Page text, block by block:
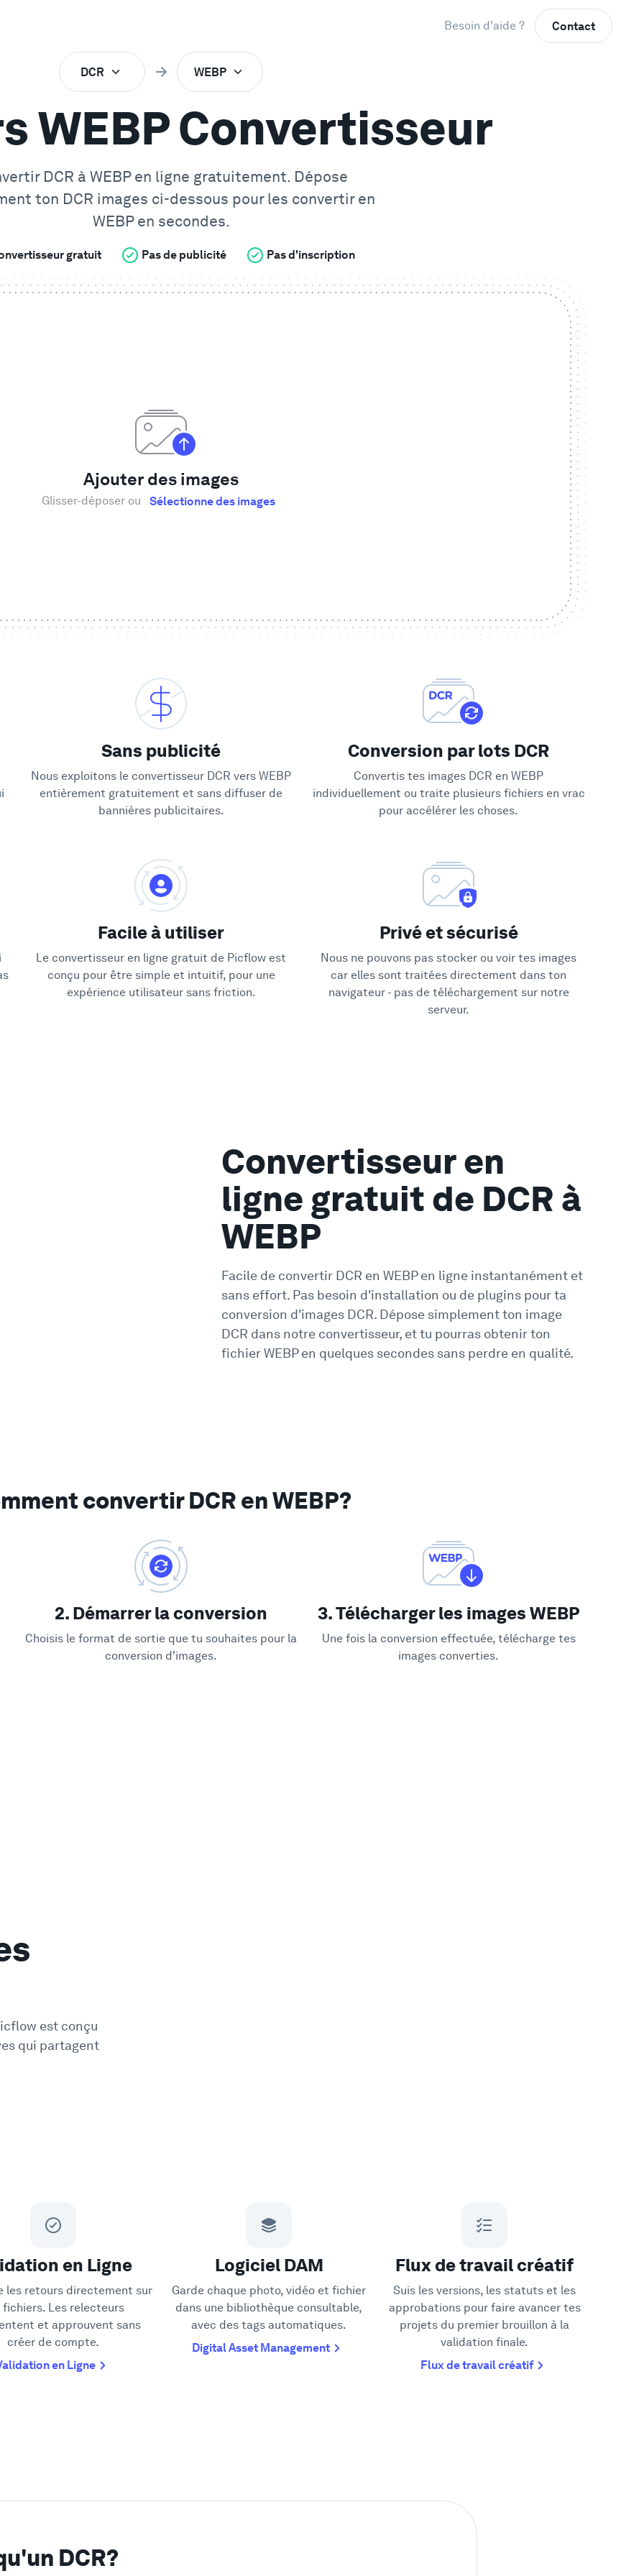
Besoin d'aide ? Contact
DCR WEBP
WEBP Convertisseur
DCR à WEBPen ligne gratuitement. Dépose
ton DCR images ci-dessous pour les convertir en
WEBPen secondes.
gratuit Pas de publicité Pas d'inscription
Ajouter des images
Glisser-déposer ou Sélectionne des images
Sans publicité
Nous exploitons le convertisseur DCR vers WEBP
entièrement gratuitement et sans diffuser de
bannières publicitaires.
Conversion par lots DCR
Convertis tes images DCR en WEBP
individuellement ou traite plusieurs fichiers en vrac
pour accélérer les choses.
Facile à utiliser
Le convertisseur en ligne gratuit de Picflow est
conçu pour être simple et intuitif, pour une
expérience utilisateur sans friction.
Privé et sécurisé
Nous ne pouvons pas stocker ou voir tes images
car elles sont traitées directement dans ton
navigateur - pas de téléchargement sur notre
serveur.
Convertisseur en
ligne gratuit de DCR à
WEBP
Facile de convertir DCR en WEBP en ligne instantanément et
sans effort. Pas besoin d'installation ou de plugins pour ta
conversion d'images DCR. Dépose simplement ton image
DCR dans notre convertisseur, et tu pourras obtenir ton
fichier WEBP en quelques secondes sans perdre en qualité.
convertir DCR en WEBP?
2. Démarrer la conversion
Choisis le format de sortie que tu souhaites pour la
conversion d'images.
3. Télécharger les images WEBP
Une fois la conversion effectuée, télécharge tes
images converties.
est conçu
qui partagent
en Ligne
les retours directement sur
Les relecteurs
et approuvent sans
créer de compte.
en Ligne
Logiciel DAM
Garde chaque photo, vidéo et fichier
dans une bibliothèque consultable,
avec des tags automatiques.
Digital Asset Management
Flux de travail créatif
Suis les versions, les statuts et les
approbations pour faire avancer tes
projets du premier brouillon à la
validation finale.
Flux de travail créatif
DCR?